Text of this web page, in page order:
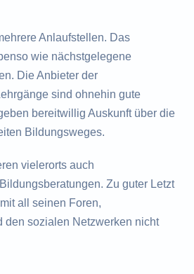
Anlaufstellen. Das
wie nächstgelegene
Die Anbieter der
sind ohnehin gute
bereitwillig Auskunft über die
Bildungsweges.
vielerorts auch
Zu guter Letzt
all seinen Foren,
den sozialen Netzwerken nicht